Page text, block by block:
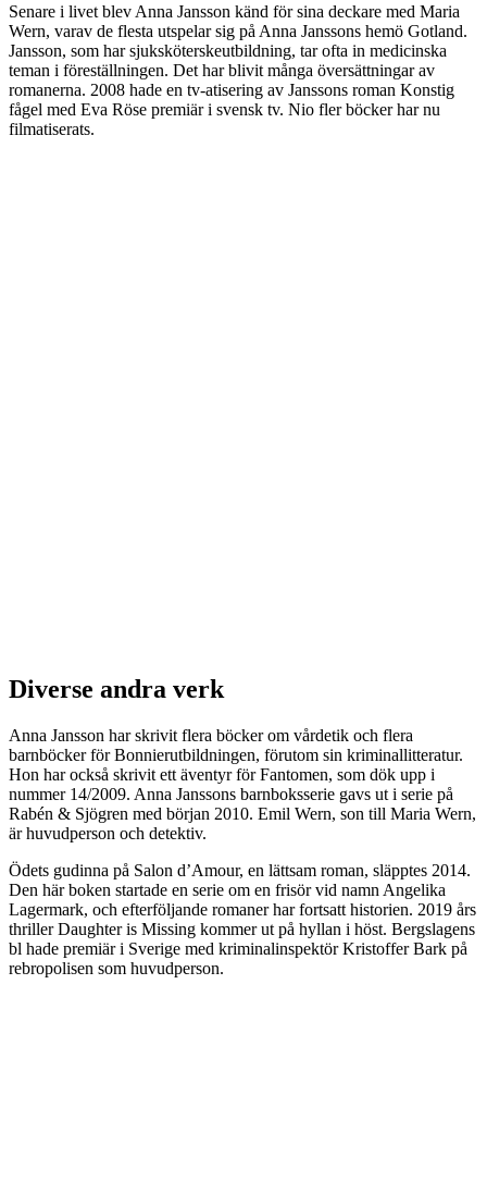
Senare i livet blev Anna Jansson känd för sina deckare med Maria
Wern, varav de flesta utspelar sig på Anna Janssons hemö Gotland.
Jansson, som har sjuksköterskeutbildning, tar ofta in medicinska
teman i föreställningen. Det har blivit många översättningar av
romanerna. 2008 hade en tv-atisering av Janssons roman Konstig
fågel med Eva Röse premiär i svensk tv. Nio fler böcker har nu
filmatiserats.
Diverse andra verk
Anna Jansson har skrivit flera böcker om vårdetik och flera
barnböcker för Bonnierutbildningen, förutom sin kriminallitteratur.
Hon har också skrivit ett äventyr för Fantomen, som dök upp i
nummer 14/2009. Anna Janssons barnboksserie gavs ut i serie på
Rabén & Sjögren med början 2010. Emil Wern, son till Maria Wern,
är huvudperson och detektiv.
Ödets gudinna på Salon d’Amour, en lättsam roman, släpptes 2014.
Den här boken startade en serie om en frisör vid namn Angelika
Lagermark, och efterföljande romaner har fortsatt historien. 2019 års
thriller Daughter is Missing kommer ut på hyllan i höst. Bergslagens
bl hade premiär i Sverige med kriminalinspektör Kristoffer Bark på
rebropolisen som huvudperson.